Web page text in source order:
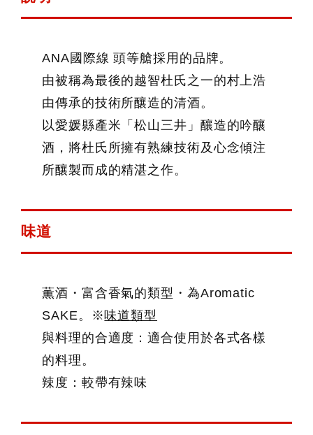
ANA國際線 頭等艙採用的品牌。
由被稱為最後的越智杜氏之一的村上浩
由傳承的技術所釀造的清酒。
以愛媛縣產米「松山三井」釀造的吟釀
酒，將杜氏所擁有熟練技術及心念傾注
所釀製而成的精湛之作。
味道
薫酒・富含香氣的類型・為Aromatic
SAKE。※味道類型
與料理的合適度：適合使用於各式各樣
的料理。
辣度：較帶有辣味